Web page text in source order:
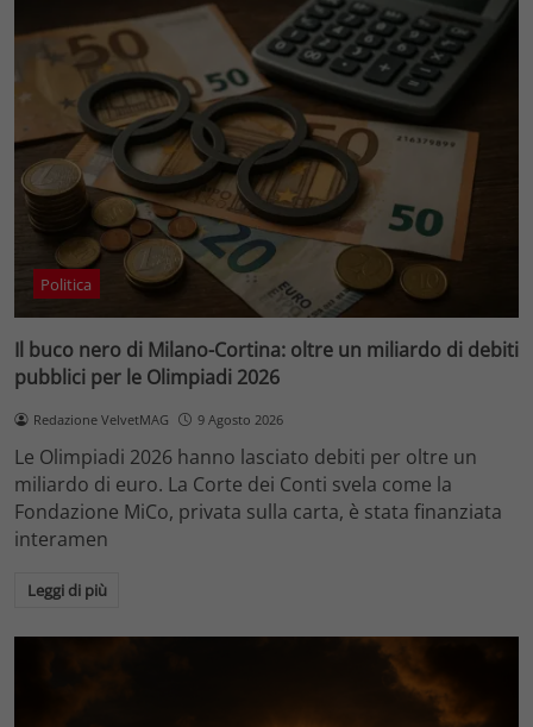
Politica
Il buco nero di Milano-Cortina: oltre un miliardo di debiti
pubblici per le Olimpiadi 2026
Redazione VelvetMAG 9 Agosto 2026
Le Olimpiadi 2026 hanno lasciato debiti per oltre un
miliardo di euro. La Corte dei Conti svela come la
Fondazione MiCo, privata sulla carta, è stata finanziata
interamen
Leggi di più